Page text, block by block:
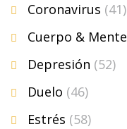
Coronavirus (41)
Cuerpo & Mente
Depresión (52)
Duelo (46)
Estrés (58)